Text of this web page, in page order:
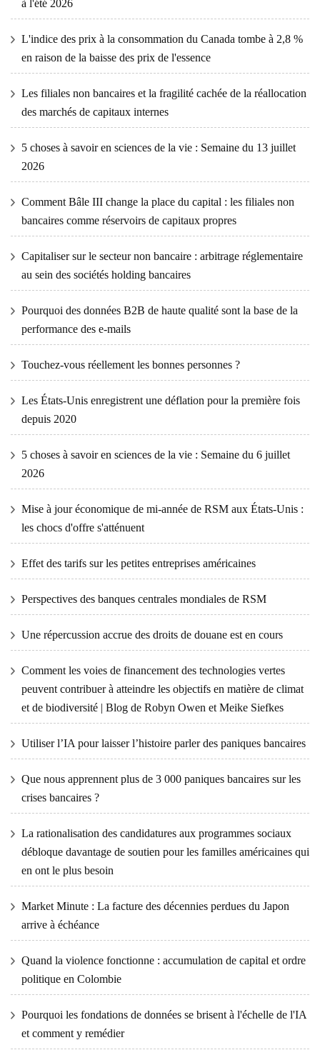
à l'été 2026
L'indice des prix à la consommation du Canada tombe à 2,8 %
en raison de la baisse des prix de l'essence
Les filiales non bancaires et la fragilité cachée de la réallocation
des marchés de capitaux internes
5 choses à savoir en sciences de la vie : Semaine du 13 juillet
2026
Comment Bâle III change la place du capital : les filiales non
bancaires comme réservoirs de capitaux propres
Capitaliser sur le secteur non bancaire : arbitrage réglementaire
au sein des sociétés holding bancaires
Pourquoi des données B2B de haute qualité sont la base de la
performance des e-mails
Touchez-vous réellement les bonnes personnes ?
Les États-Unis enregistrent une déflation pour la première fois
depuis 2020
5 choses à savoir en sciences de la vie : Semaine du 6 juillet
2026
Mise à jour économique de mi-année de RSM aux États-Unis :
les chocs d'offre s'atténuent
Effet des tarifs sur les petites entreprises américaines
Perspectives des banques centrales mondiales de RSM
Une répercussion accrue des droits de douane est en cours
Comment les voies de financement des technologies vertes
peuvent contribuer à atteindre les objectifs en matière de climat
et de biodiversité | Blog de Robyn Owen et Meike Siefkes
Utiliser l’IA pour laisser l’histoire parler des paniques bancaires
Que nous apprennent plus de 3 000 paniques bancaires sur les
crises bancaires ?
La rationalisation des candidatures aux programmes sociaux
débloque davantage de soutien pour les familles américaines qui
en ont le plus besoin
Market Minute : La facture des décennies perdues du Japon
arrive à échéance
Quand la violence fonctionne : accumulation de capital et ordre
politique en Colombie
Pourquoi les fondations de données se brisent à l'échelle de l'IA
et comment y remédier